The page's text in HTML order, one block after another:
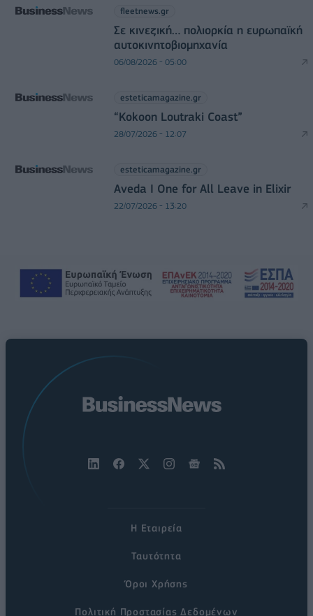
fleetnews.gr
Σε κινεζική… πολιορκία η ευρωπαϊκή
αυτοκινητοβιομηχανία
06/08/2026 - 05:00
esteticamagazine.gr
“Kokoon Loutraki Coast”
28/07/2026 - 12:07
esteticamagazine.gr
Aveda I One for All Leave in Elixir
22/07/2026 - 13:20
Η Εταιρεία
Ταυτότητα
Όροι Χρήσης
Πολιτική Προστασίας Δεδομένων